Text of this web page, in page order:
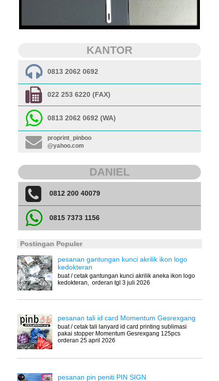
KANTOR
0813 2062 0692
022 253 6220 (FAX)
0813 2062 0692 (WA)
proprint_pinboo
@yahoo.com
DANIEL
0812 200 40079
0815 7373 1156
Postingan Populer
pesanan gantungan kunci akrilik ikon logo
kedokteran
buat / cetak gantungan kunci akrilik aneka ikon logo
kedokteran, orderan tgl 3 juli 2026
pesanan tali id card Momentum Gesrexgang
buat / cetak tali lanyard id card printing sublimasi
pakai stopper Momentum Gesrexgang 125pcs
orderan 25 april 2026
pesanan pin peniti PIN SIGN